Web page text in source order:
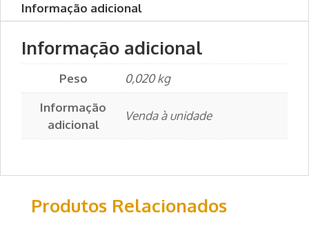
Informação adicional
Informação adicional
Peso
0,020 kg
Informação
adicional
Venda à unidade
Produtos Relacionados